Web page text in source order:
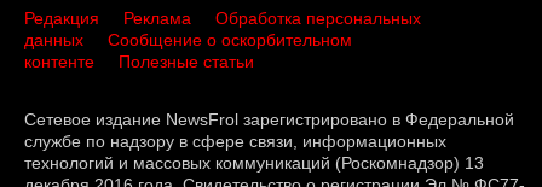
Редакция Реклама
Обработка персональных
данных
Сообщение о оскорбительном
контенте
Полезные статьи
Сетевое издание NewsFrol зарегистрировано в Федеральной
службе по надзору в сфере связи, информационных
технологий и массовых коммуникаций (Роскомнадзор) 13